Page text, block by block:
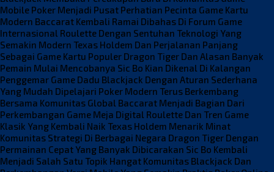
Mobile Poker Menjadi Pusat Perhatian Pecinta Game Kartu
Modern Baccarat Kembali Ramai Dibahas Di Forum Game
Internasional Roulette Dengan Sentuhan Teknologi Yang
Semakin Modern Texas Holdem Dan Perjalanan Panjang
Sebagai Game Kartu Populer Dragon Tiger Dan Alasan Banyak
Pemain Mulai Mencobanya Sic Bo Kian Dikenal Di Kalangan
Penggemar Game Dadu Blackjack Dengan Aturan Sederhana
Yang Mudah Dipelajari Poker Modern Terus Berkembang
Bersama Komunitas Global Baccarat Menjadi Bagian Dari
Perkembangan Game Meja Digital Roulette Dan Tren Game
Klasik Yang Kembali Naik Texas Holdem Menarik Minat
Komunitas Strategi Di Berbagai Negara Dragon Tiger Dengan
Permainan Cepat Yang Banyak Dibicarakan Sic Bo Kembali
Menjadi Salah Satu Topik Hangat Komunitas Blackjack Dan